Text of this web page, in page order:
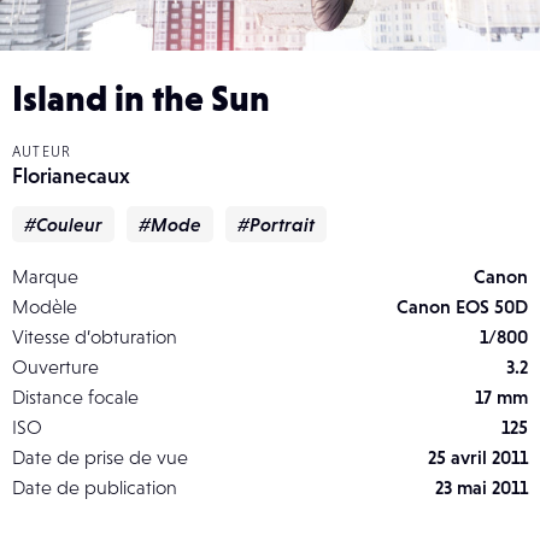
Island in the Sun
AUTEUR
Florianecaux
#Couleur #Mode #Portrait
Marque
Canon
Modèle
Canon EOS 50D
Vitesse d’obturation
1/800
Ouverture
3.2
Distance focale
17 mm
ISO
125
Date de prise de vue
25 avril 2011
Date de publication
23 mai 2011